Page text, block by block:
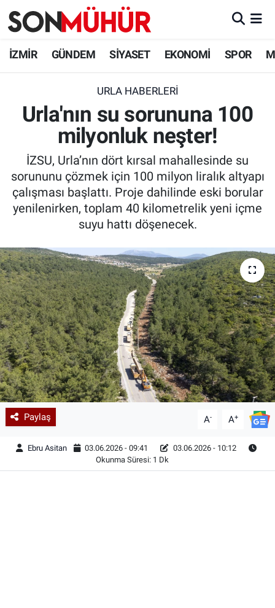
İZMİR GÜNDEM SİYASET EKONOMİ SPOR
URLA HABERLERI
Urla'nın su sorununa 100
milyonluk neşter!
İZSU, Urla’nın dört kırsal mahallesinde su
sorununu çözmek için 100 milyon liralık altyapı
çalışması başlattı. Proje dahilinde eski borular
yenilenirken, toplam 40 kilometrelik yeni içme
suyu hattı döşenecek.
Paylaş A- A+
Ebru Asitan 03.06.2026 - 09:41
03.06.2026 - 10:12
Okunma Süresi: 1 Dk
İzmir Nöbetçi Eczaneler
İzmir Namaz Vakitleri
İzmir Trafik Yoğunluk Haritası
Süper Lig Puan Durumu ve Fikstür
Tüm Manşetler
Son Dakika Haberleri
Haber Arşivi